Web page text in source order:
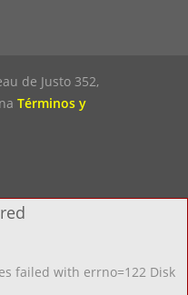
de Justo 352,
Términos y
failed with errno=122 Disk